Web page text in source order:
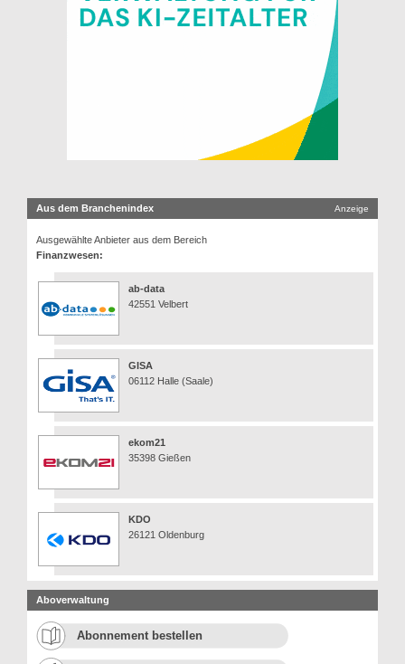
Aus dem Branchenindex Anzeige
Ausgewählte Anbieter aus dem Bereich
Finanzwesen:
ab-data
42551 Velbert
GISA
06112 Halle (Saale)
ekom21
35398 Gießen
KDO
26121 Oldenburg
Aboverwaltung
Abonnement bestellen